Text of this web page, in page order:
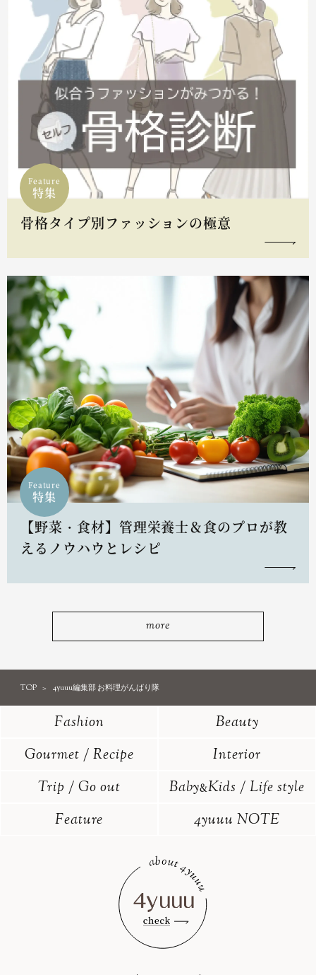
Feature
特集
骨格タイプ別ファッションの極意
Feature
特集
【野菜・食材】管理栄養士＆食のプロが教
えるノウハウとレシピ
more
TOP 4yuuu編集部 お料理がんばり隊
Fashion
Beauty
Gourmet / Recipe
Interior
Trip / Go out
Baby&Kids / Life style
Feature
4yuuu NOTE